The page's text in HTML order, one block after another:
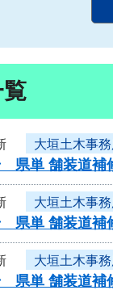
大垣土木事
県単 舗装道補
大垣土木事
県単 舗装道補
大垣土木事
県単 舗装道補